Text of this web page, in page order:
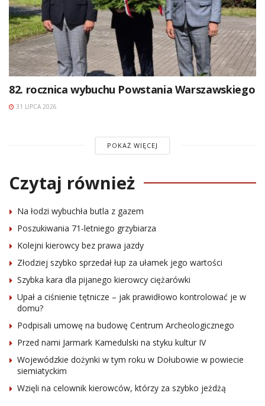
82. rocznica wybuchu Powstania Warszawskiego
31 LIPCA 2026
POKAŻ WIĘCEJ
Czytaj również
Na łodzi wybuchła butla z gazem
Poszukiwania 71-letniego grzybiarza
Kolejni kierowcy bez prawa jazdy
Złodziej szybko sprzedał łup za ułamek jego wartości
Szybka kara dla pijanego kierowcy ciężarówki
Upał a ciśnienie tętnicze – jak prawidłowo kontrolować je w
domu?
Podpisali umowę na budowę Centrum Archeologicznego
Przed nami Jarmark Kamedulski na styku kultur IV
Wojewódzkie dożynki w tym roku w Dołubowie w powiecie
siemiatyckim
Wzięli na celownik kierowców, którzy za szybko jeżdżą